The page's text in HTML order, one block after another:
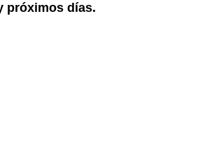
próximos días.